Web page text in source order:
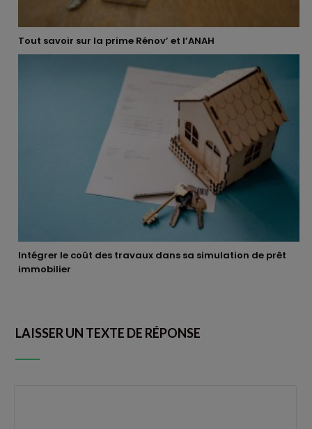
Tout savoir sur la prime Rénov’ et l’ANAH
Intégrer le coût des travaux dans sa simulation de prêt
immobilier
LAISSER UN TEXTE DE RÉPONSE